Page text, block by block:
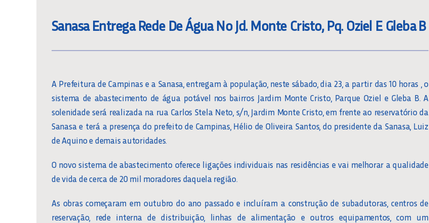
Sanasa Entrega Rede De Água No Jd. Monte Cristo, Pq. Oziel E Gleba B
A Prefeitura de Campinas e a Sanasa, entregam à população, neste sábado, dia 23, a partir das 10 horas , o
sistema de abastecimento de água potável nos bairros Jardim Monte Cristo, Parque Oziel e Gleba B. A
solenidade será realizada na rua Carlos Stela Neto, s/n, Jardim Monte Cristo, em frente ao reservatório da
Sanasa e terá a presença do prefeito de Campinas, Hélio de Oliveira Santos, do presidente da Sanasa, Luiz
de Aquino e demais autoridades.
O novo sistema de abastecimento oferece ligações individuais nas residências e vai melhorar a qualidade
de vida de cerca de 20 mil moradores daquela região.
As obras começaram em outubro do ano passado e incluíram a construção de subadutoras, centros de
reservação, rede interna de distribuição, linhas de alimentação e outros equipamentos, com um